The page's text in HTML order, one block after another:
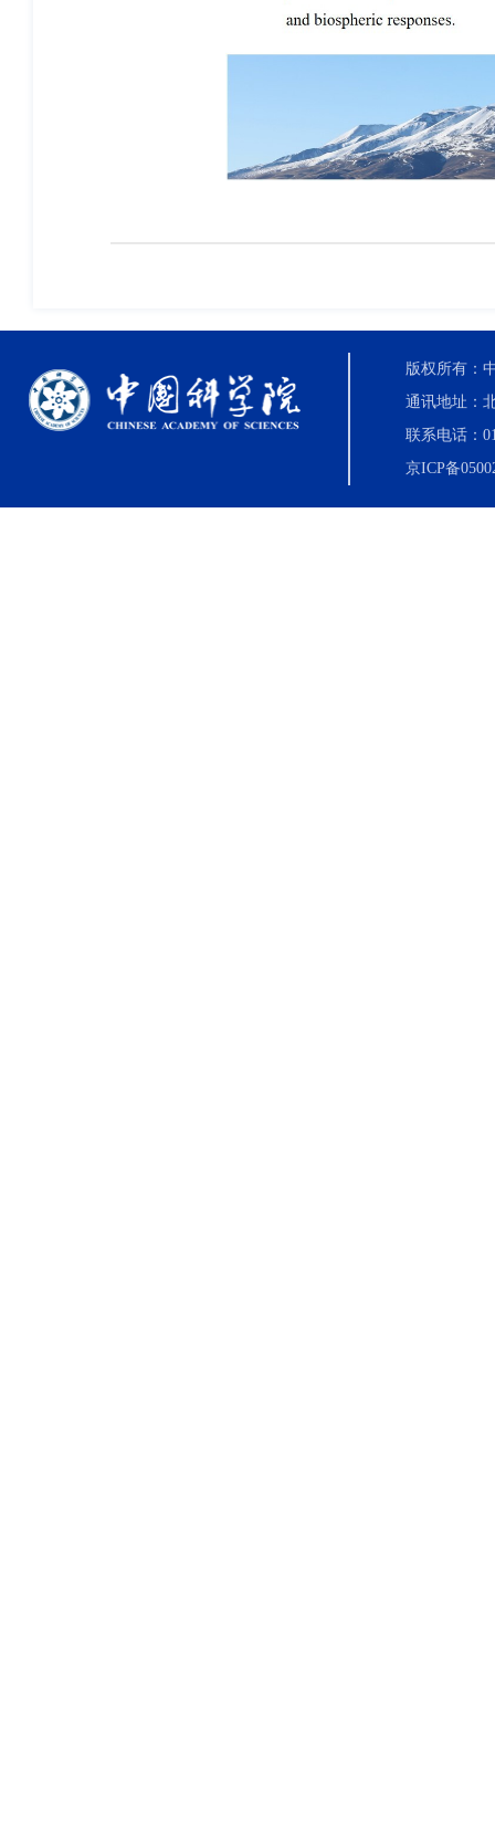
版权所有：
通讯地址：
联系电话：
京ICP备